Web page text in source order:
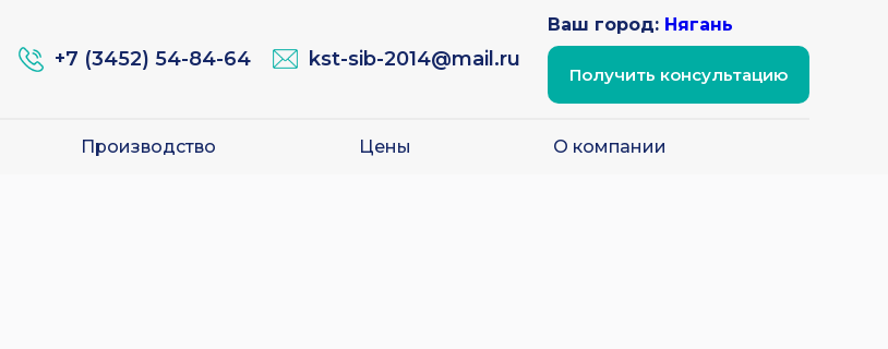
+7 (3452) 54-84-64 kst-sib-2014@mail.ru
Ваш город: Нягань
Получить консультацию
Производство Цены О компании